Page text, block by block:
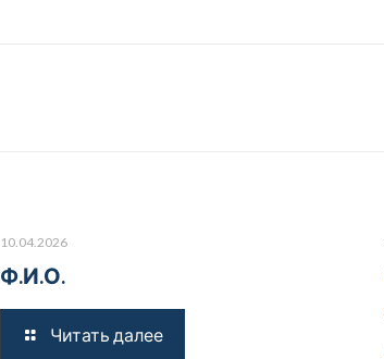
10.04.2026
Ф.И.О.
Читать далее